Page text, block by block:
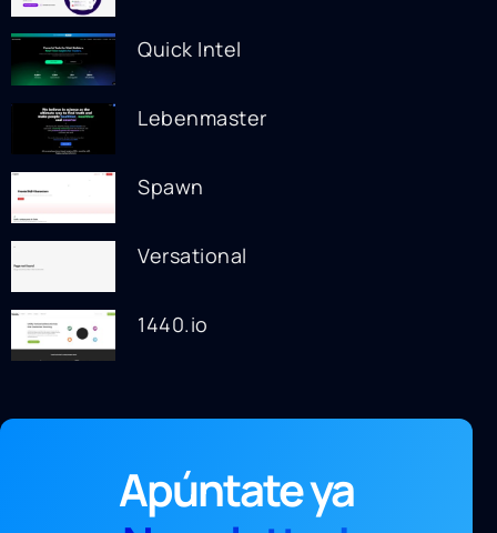
Quick Intel
Lebenmaster
Spawn
Versational
1440.io
Apúntate ya